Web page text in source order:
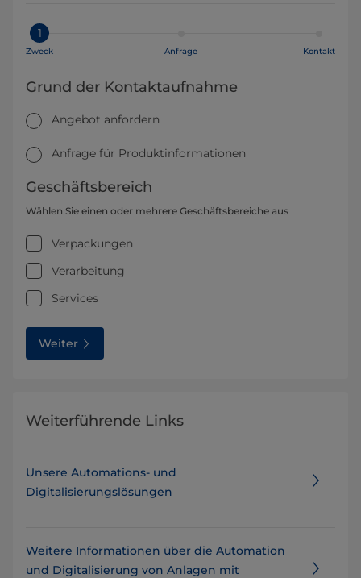
1
Zweck Anfrage Kontakt
Grund der Kontaktaufnahme
Angebot anfordern
Anfrage für Produktinformationen
Geschäftsbereich
Wählen Sie einen oder mehrere Geschäftsbereiche aus
Verpackungen
Verarbeitung
Services
Weiter
Weiterführende Links
Unsere Automations- und
Digitalisierungslösungen
Weitere Informationen über die Automation
und Digitalisierung von Anlagen mit